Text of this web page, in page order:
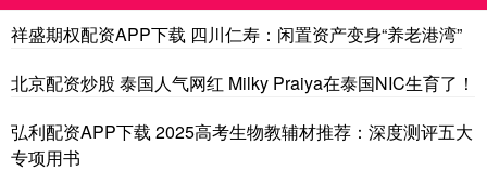
祥盛期权配资APP下载 四川仁寿：闲置资产变身“养老港湾”
北京配资炒股 泰国人气网红 Milky Praiya在泰国NIC生育了！
弘利配资APP下载 2025高考生物教辅材推荐：深度测评五大
专项用书